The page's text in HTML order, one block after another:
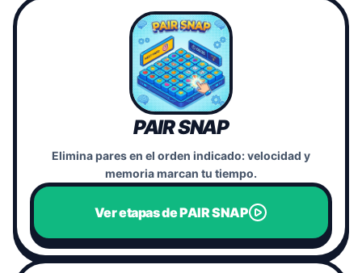
PAIR SNAP
Elimina pares en el orden indicado: velocidad y
memoria marcan tu tiempo.
Ver etapas de PAIR SNAP